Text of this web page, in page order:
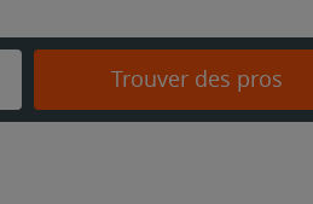
Trouver des pros